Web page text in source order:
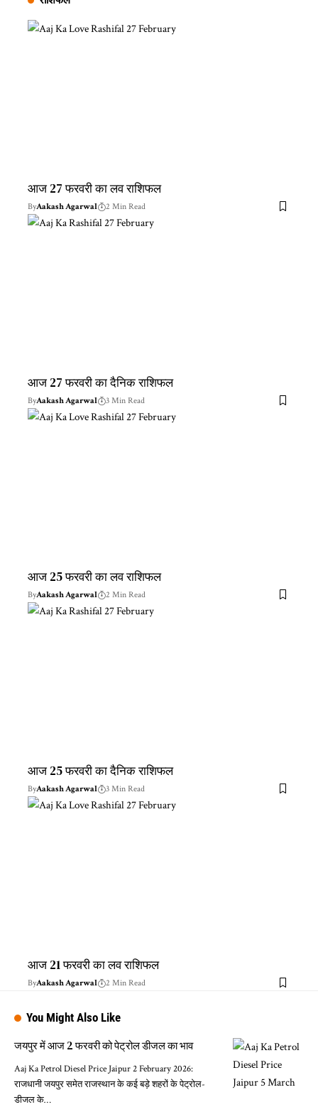
आज 27 फरवरी का लव राशिफल
ByAakash Agarwal 2 Min Read
आज 27 फरवरी का दैनिक राशिफल
ByAakash Agarwal 3 Min Read
आज 25 फरवरी का लव राशिफल
ByAakash Agarwal 2 Min Read
आज 25 फरवरी का दैनिक राशिफल
ByAakash Agarwal 3 Min Read
आज 21 फरवरी का लव राशिफल
ByAakash Agarwal 2 Min Read
You Might Also Like
जयपुर में आज 2 फरवरी को पेट्रोल डीजल का भाव
Aaj Ka Petrol Diesel Price Jaipur 2 February 2026:
राजधानी जयपुर समेत राजस्थान के कई बड़े शहरों के पेट्रोल-
डीजल के…